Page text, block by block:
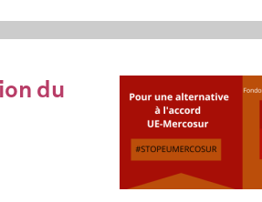
du